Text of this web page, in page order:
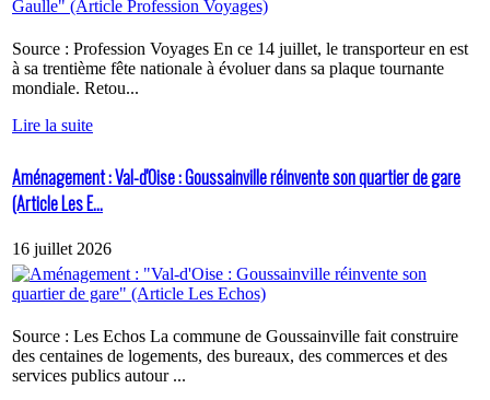
Source : Profession Voyages En ce 14 juillet, le transporteur en est
à sa trentième fête nationale à évoluer dans sa plaque tournante
mondiale. Retou...
Lire la suite
Aménagement : Val-d'Oise : Goussainville réinvente son quartier de gare
(Article Les E...
16 juillet 2026
Source : Les Echos La commune de Goussainville fait construire
des centaines de logements, des bureaux, des commerces et des
services publics autour ...